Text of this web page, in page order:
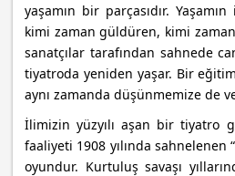
yaşamın bir parçasıdır.
kimi zaman güldüren, kimi
sanatçılar tarafından sahnede
tiyatroda yeniden yaşar. Bir
aynı zamanda düşünmemize de
İlimizin yüzyılı aşan bir tiyatro
faaliyeti 1908 yılında sahnelenen
oyundur. Kurtuluş savaşı